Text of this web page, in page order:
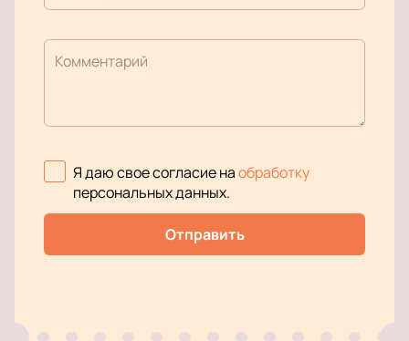
Комментарий
Я даю свое согласие наобработку
персональных данных.
Отправить